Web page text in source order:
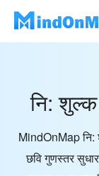
नि:
MindOnMap नि:
छवि गुणस्तर